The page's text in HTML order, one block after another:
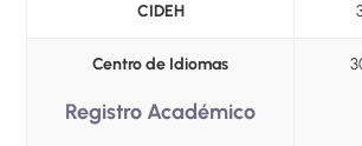
CIDEH
Centro de Idiomas
Registro Académico